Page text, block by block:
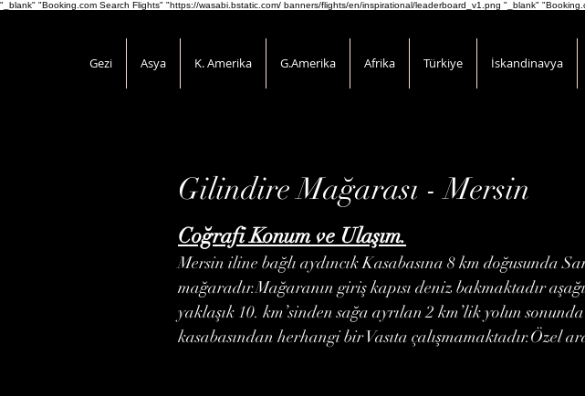
"_blank" "Booking.com Search Flights" "https://wasabi.bstatic.com/ banners/flights/en/inspirational/leaderboard_v1.png "_blank"
Gezi Asya K. Amerika G.Amerika Afrika Türkiye İskandinavya
Gilindire Mağarası - Mersin
Coğrafi Konum ve Ulaşım.
Mersin iline bağlı aydıncık Kasabasına 8 km doğusunda
mağaradır.Mağaranın giriş kapısı deniz bakmaktadır
yaklaşık 10. km’sinden sağa ayrılan 2 km’lik yolun
kasabasından herhangi bir Vasıta çalışmamaktadır.Özel